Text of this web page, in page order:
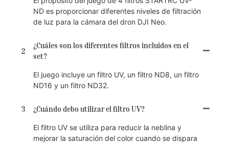
ND es proporcionar diferentes niveles de filtración
de luz para la cámara del dron DJI Neo.
2
¿Cuáles son los diferentes filtros incluidos en el
set?
El juego incluye un filtro UV, un filtro ND8, un filtro
ND16 y un filtro ND32.
3 ¿Cuándo debo utilizar el filtro UV?
El filtro UV se utiliza para reducir la neblina y
mejorar la saturación del color cuando se dispara